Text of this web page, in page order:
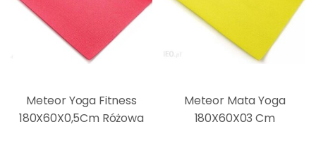
Meteor Yoga Fitness
180X60X0,5Cm Różowa
Meteor Mata Yoga
180X60X03 Cm